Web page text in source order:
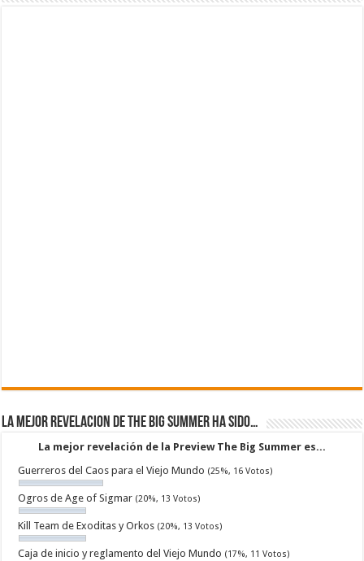
La mejor revelacion de The Big Summer ha sido…
La mejor revelación de la Preview The Big Summer es...
Guerreros del Caos para el Viejo Mundo (25%, 16 Votos)
Ogros de Age of Sigmar (20%, 13 Votos)
Kill Team de Exoditas y Orkos (20%, 13 Votos)
Caja de inicio y reglamento del Viejo Mundo (17%, 11 Votos)